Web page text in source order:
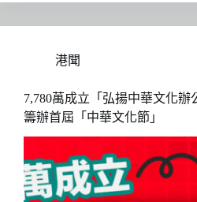
港聞
7,780萬成立「弘揚中華文化辦
籌辦首屆「中華文化節」